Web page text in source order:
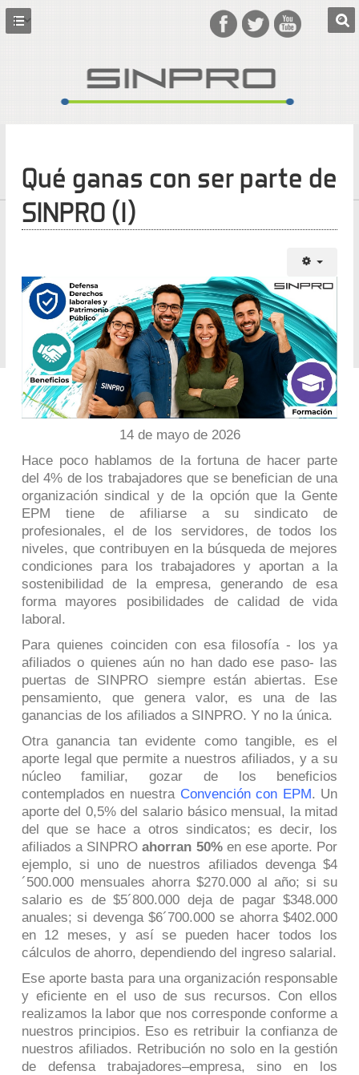
Qué ganas con ser parte de
SINPRO (I)
14 de mayo de 2026
Hace poco hablamos de la fortuna de hacer parte
del 4% de los trabajadores que se benefician de una
organización sindical y de la opción que la Gente
EPM tiene de afiliarse a su sindicato de
profesionales, el de los servidores, de todos los
niveles, que contribuyen en la búsqueda de mejores
condiciones para los trabajadores y aportan a la
sostenibilidad de la empresa, generando de esa
forma mayores posibilidades de calidad de vida
laboral.
Para quienes coinciden con esa filosofía - los ya
afiliados o quienes aún no han dado ese paso- las
puertas de SINPRO siempre están abiertas. Ese
pensamiento, que genera valor, es una de las
ganancias de los afiliados a SINPRO. Y no la única.
Otra ganancia tan evidente como tangible, es el
aporte legal que permite a nuestros afiliados, y a su
núcleo familiar, gozar de los beneficios
contemplados en nuestra Convención con EPM. Un
aporte del 0,5% del salario básico mensual, la mitad
del que se hace a otros sindicatos; es decir, los
afiliados a SINPROahorran 50%en ese aporte. Por
ejemplo, si uno de nuestros afiliados devenga $4
´500.000 mensuales ahorra $270.000 al año; si su
salario es de $5´800.000 deja de pagar $348.000
anuales; si devenga $6´700.000 se ahorra $402.000
en 12 meses, y así se pueden hacer todos los
cálculos de ahorro, dependiendo del ingreso salarial.
Ese aporte basta para una organización responsable
y eficiente en el uso de sus recursos. Con ellos
realizamos la labor que nos corresponde conforme a
nuestros principios. Eso es retribuir la confianza de
nuestros afiliados. Retribución no solo en la gestión
de defensa trabajadores–empresa, sino en los